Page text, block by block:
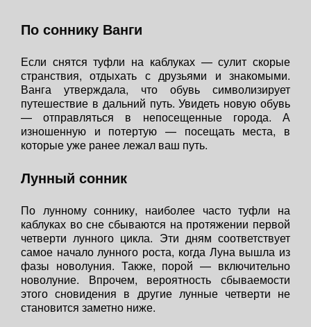
По соннику Ванги
Если снятся туфли на каблуках — сулит скорые
странствия, отдыхать с друзьями и знакомыми.
Ванга утверждала, что обувь символизирует
путешествие в дальний путь. Увидеть новую обувь
— отправляться в непосещенные города. А
изношенную и потертую — посещать места, в
которые уже ранее лежал ваш путь.
Лунный сонник
По лунному соннику, наиболее часто туфли на
каблуках во сне сбываются на протяжении первой
четверти лунного цикла. Эти дням соответствует
самое начало лунного роста, когда Луна вышла из
фазы новолуния. Также, порой — включительно
новолуние. Впрочем, вероятность сбываемости
этого сновидения в другие лунные четверти не
становится заметно ниже.